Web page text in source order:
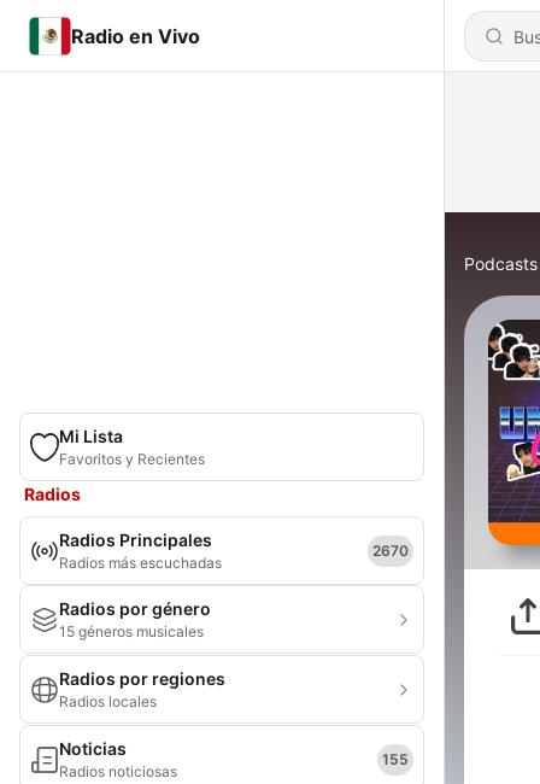
Radio en Vivo
Mi Lista
Favoritos y Recientes
Radios
Radios Principales
Radios más escuchadas
2670
Radios por género
15 géneros musicales
Radios por regiones
Radios locales
Noticias
Radios noticiosas
155
Podcasts